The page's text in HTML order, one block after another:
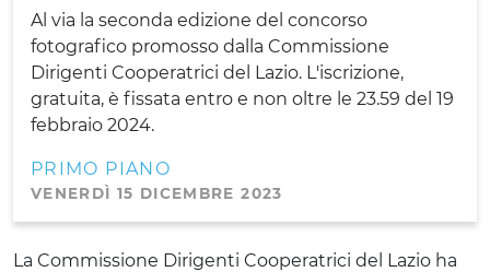
Al via la seconda edizione del concorso
fotografico promosso dalla Commissione
Dirigenti Cooperatrici del Lazio. L'iscrizione,
gratuita, è fissata entro e non oltre le 23.59 del 19
febbraio 2024.
PRIMO PIANO
VENERDÌ 15 DICEMBRE 2023
La Commissione Dirigenti Cooperatrici del Lazio ha